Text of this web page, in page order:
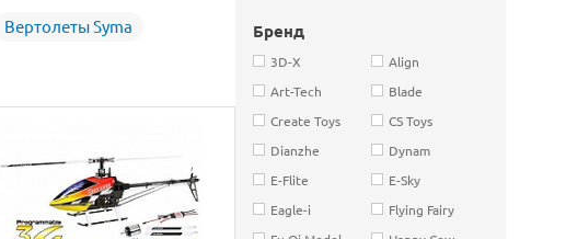
Бренд
3D-X
Align
Art-Tech
Blade
Create Toys
CS Toys
Dianzhe
Dynam
E-Flite
E-Sky
Eagle-i
Flying Fairy
Вертолеты Syma